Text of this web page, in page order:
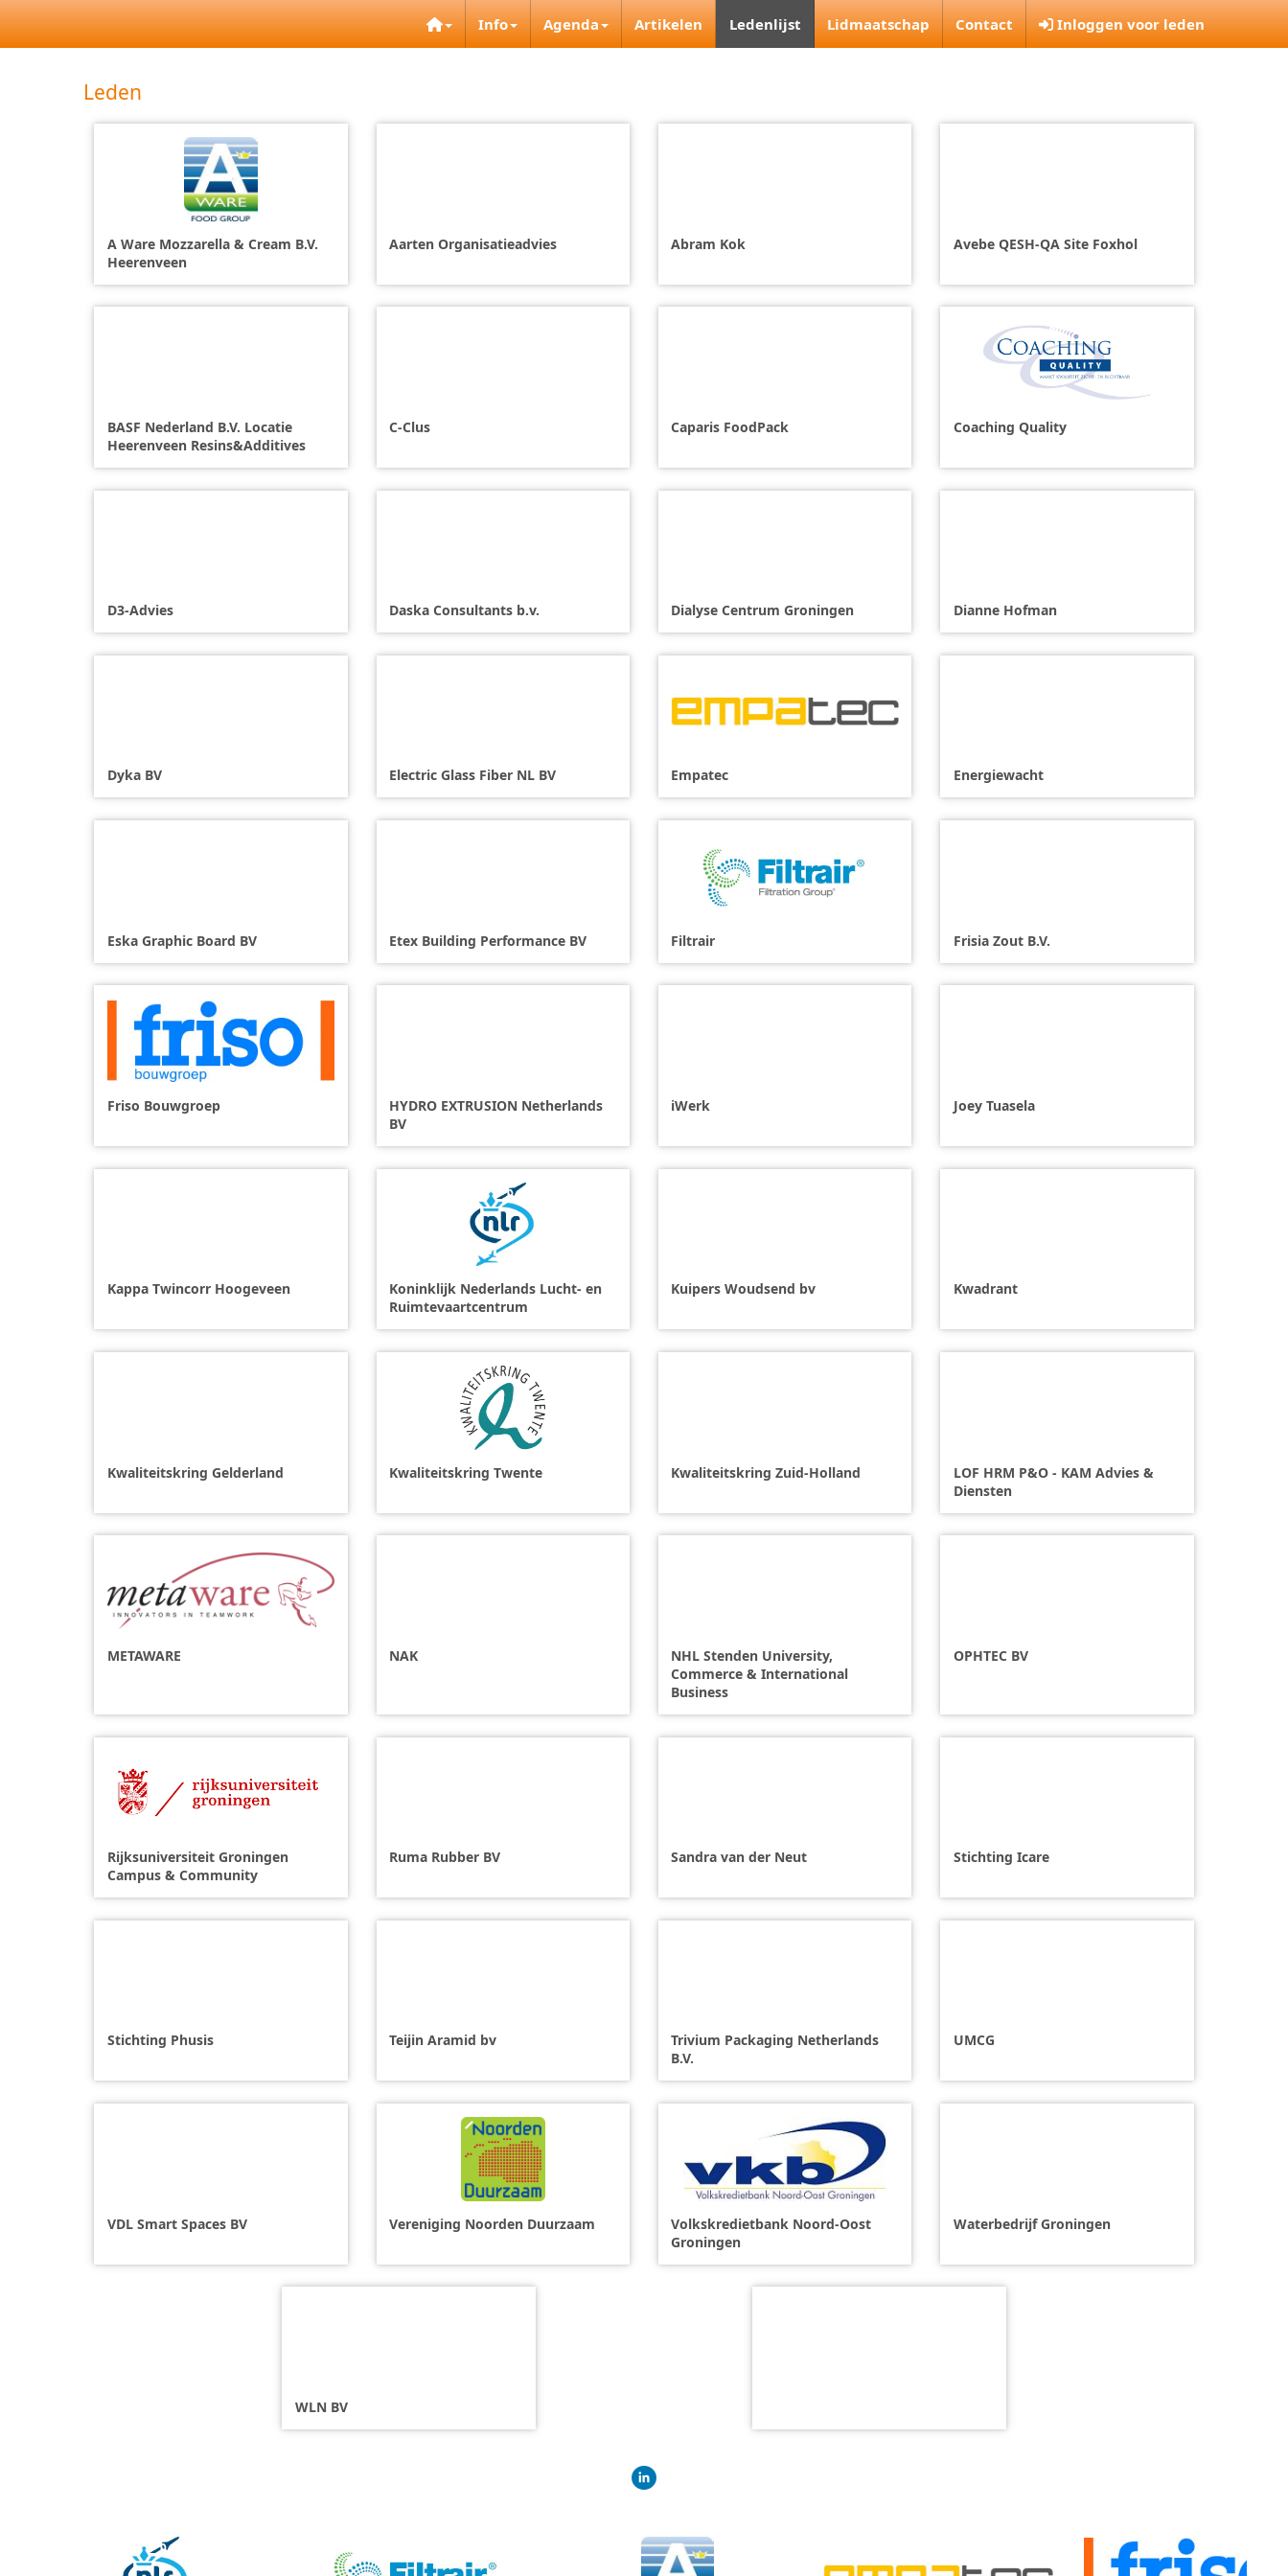
Info Agenda Artikelen Ledenlijst Lidmaatschap Contact Inloggen voor leden
Leden
A Ware Mozzarella & Cream B.V.
Heerenveen
Aarten Organisatieadvies Abram Kok Avebe QESH-QA Site Foxhol
BASF Nederland B.V. Locatie
Heerenveen Resins&Additives
C-Clus Caparis FoodPack Coaching Quality
D3-Advies Daska Consultants b.v. Dialyse Centrum Groningen Dianne Hofman
Dyka BV Electric Glass Fiber NL BV Empatec Energiewacht
Eska Graphic Board BV Etex Building Performance BV Filtrair Frisia Zout B.V.
Friso Bouwgroep
HYDRO EXTRUSION Netherlands
BV
iWerk Joey Tuasela
Kappa Twincorr Hoogeveen
Koninklijk Nederlands Lucht- en
Ruimtevaartcentrum
Kuipers Woudsend bv Kwadrant
Kwaliteitskring Gelderland Kwaliteitskring Twente Kwaliteitskring Zuid-Holland
LOF HRM P&O - KAM Advies &
Diensten
METAWARE NAK
NHL Stenden University,
Commerce & International
Business
OPHTEC BV
Rijksuniversiteit Groningen
Campus & Community
Ruma Rubber BV Sandra van der Neut Stichting Icare
Stichting Phusis Teijin Aramid bv
Trivium Packaging Netherlands
B.V.
UMCG
VDL Smart Spaces BV Vereniging Noorden Duurzaam
Volkskredietbank Noord-Oost
Groningen
Waterbedrijf Groningen
WLN BV